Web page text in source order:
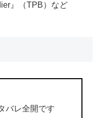
』（TPB）など
バレ全開です